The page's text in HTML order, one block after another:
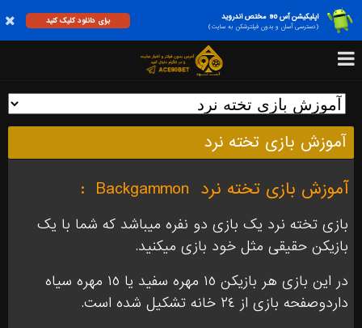
اپلیکیشن آس 90 مختص اندروید
(دسترسی آسان و بدون فیلترشکن به سایت)
برای دانلود کلیک کنید
آموزش بازی تخته نرد
آموزش بازی تخته نرد Backgammon
:
بازی تخته نرد یک بازی دو نفره میباشد که شما با یک
بازیکن حقیقی مثل خود بازی میکنید.
در این بازی هر بازيكن ١٥ مهره سفيد يا ١٥ مهره سياه
داردوصفحه بازی از ٢٤ خانه تشكيل شده است.